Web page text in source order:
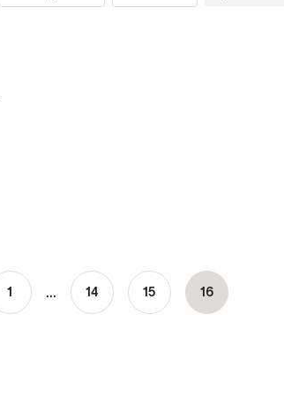
1 … Page
14 Page
15 Page
16